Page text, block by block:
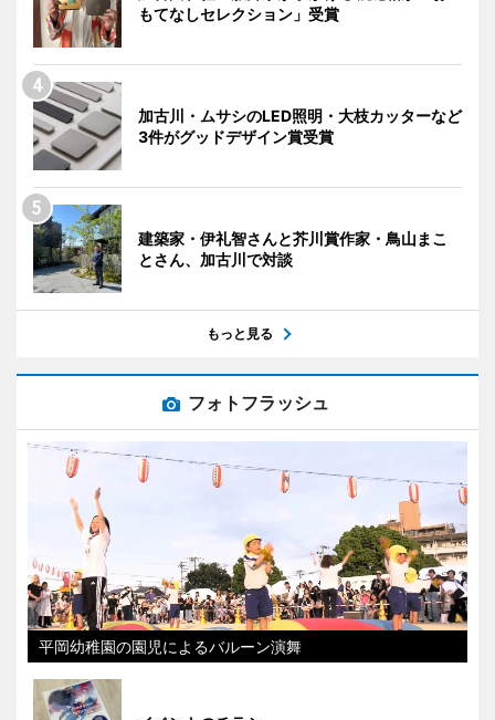
もてなしセレクション」受賞
加古川・ムサシのLED照明・大枝カッターなど
3件がグッドデザイン賞受賞
建築家・伊礼智さんと芥川賞作家・鳥山まこ
とさん、加古川で対談
もっと見る
フォトフラッシュ
平岡幼稚園の園児によるバルーン演舞